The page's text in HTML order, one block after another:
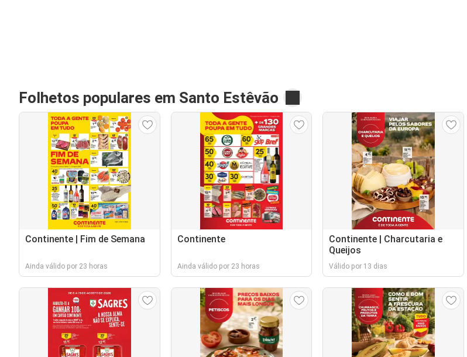
Folhetos populares em Santo Estêvão
Continente | Fim de Semana
Ainda válido por 23 horas
Continente
Ainda válido por 23 horas
Continente | Charcutaria e
Queijos
Válido por 13 dias